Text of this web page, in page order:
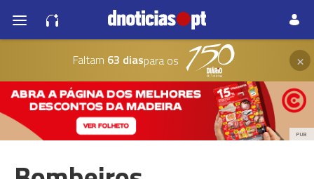
Faltam 63 diaspara os ×
PUB